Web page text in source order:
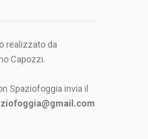
realizzato da
Capozzi.
Spaziofoggia invia il